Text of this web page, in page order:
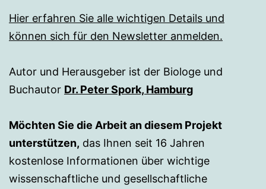
Hier erfahren Sie alle wichtigen Details und
können sich für den Newsletter anmelden.
Autor und Herausgeber ist der Biologe und
Buchautor Dr. Peter Spork, Hamburg
Möchten Sie die Arbeit an diesem Projekt
unterstützen, das Ihnen seit 16 Jahren
kostenlose Informationen über wichtige
wissenschaftliche und gesellschaftliche